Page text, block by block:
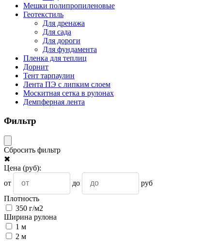
Мешки полипропиленовые
Геотекстиль
Для дренажа
Для сада
Для дороги
Для фундамента
Пленка для теплиц
Дорнит
Тент тарпаулин
Лента ПЭ с липким слоем
Москитная сетка в рулонах
Демпферная лента
Фильтр
Сбросить фильтр
✖
Цена (руб):
от
до
руб
Плотность
350 г/м2
Ширина рулона
1 м
2 м